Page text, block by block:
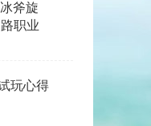
斧旋
职业
玩心得